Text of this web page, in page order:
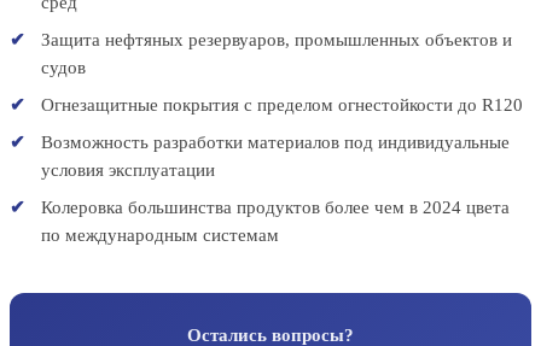
Защита нефтяных резервуаров, промышленных объектов и
судов
Огнезащитные покрытия с пределом огнестойкости до R120
Возможность разработки материалов под индивидуальные
условия эксплуатации
Колеровка большинства продуктов более чем в 2024 цвета
по международным системам
Остались вопросы?